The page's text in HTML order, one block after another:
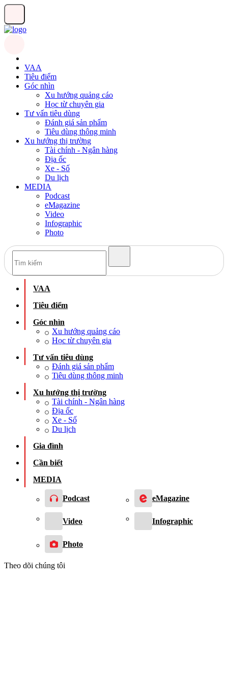
VAA
Tiêu điểm
Góc nhìn
Xu hướng quảng cáo
Học từ chuyên gia
Tư vấn tiêu dùng
Đánh giá sản phẩm
Tiêu dùng thông minh
Xu hướng thị trường
Tài chính - Ngân hàng
Địa ốc
Xe - Số
Du lịch
MEDIA
Podcast
eMagazine
Video
Infographic
Photo
VAA
Tiêu điểm
Góc nhìn
Xu hướng quảng cáo
Học từ chuyên gia
Tư vấn tiêu dùng
Đánh giá sản phẩm
Tiêu dùng thông minh
Xu hướng thị trường
Tài chính - Ngân hàng
Địa ốc
Xe - Số
Du lịch
Gia đình
Cần biết
MEDIA
Podcast eMagazine
Video Infographic
Photo
Theo dõi chúng tôi